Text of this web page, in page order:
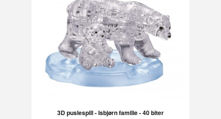
3D puslespill - Isbjørn familie - 40 biter